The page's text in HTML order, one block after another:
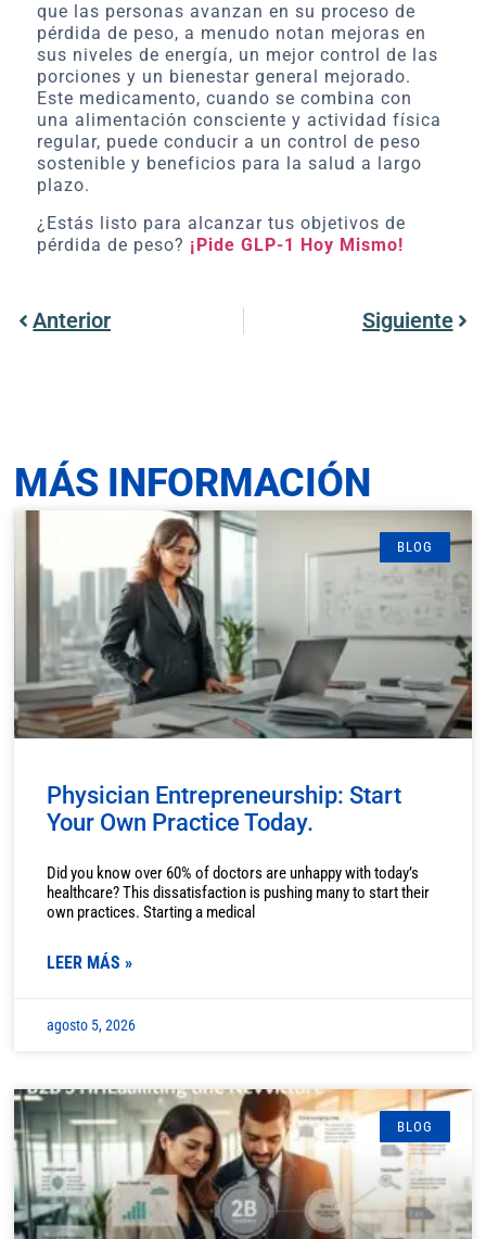
que las personas avanzan en su proceso de
pérdida de peso, a menudo notan mejoras en
sus niveles de energía, un mejor control de las
porciones y un bienestar general mejorado.
Este medicamento, cuando se combina con
una alimentación consciente y actividad física
regular, puede conducir a un control de peso
sostenible y beneficios para la salud a largo
plazo.
¿Estás listo para alcanzar tus objetivos de
pérdida de peso? ¡Pide GLP-1 Hoy Mismo!
Anterior Siguiente
MÁS INFORMACIÓN
BLOG
Physician Entrepreneurship: Start
Your Own Practice Today.
Did you know over 60% of doctors are unhappy with today’s
healthcare? This dissatisfaction is pushing many to start their
own practices. Starting a medical
LEER MÁS »
agosto 5, 2026
BLOG